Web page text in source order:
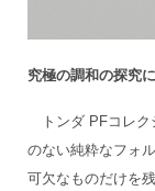
究極の調和の探究
トンダ PFコレク
のない純粋なフォ
可欠なものだけを